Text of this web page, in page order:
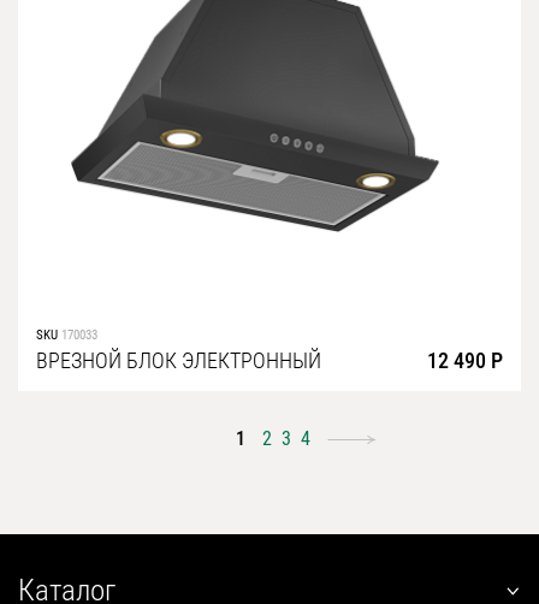
SKU 170033
ВРЕЗНОЙ БЛОК ЭЛЕКТРОННЫЙ 12 490 Р
1 2 3 4
Каталог